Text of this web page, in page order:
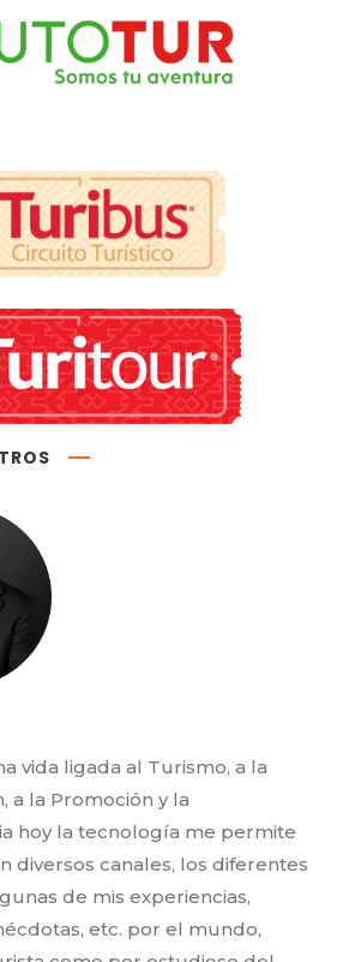
vida ligada al Turismo, a la
a la Promoción y la
hoy la tecnología me permite
diversos canales, los diferentes
de mis experiencias,
etc. por el mundo,